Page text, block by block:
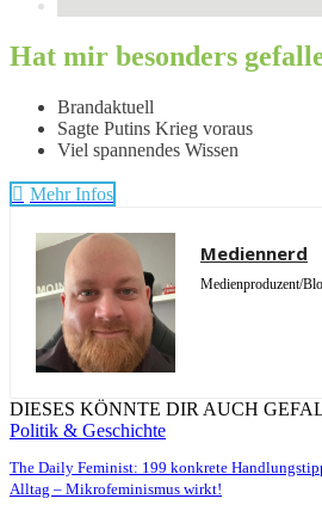
Hat mir besonders
Brandaktuell
Sagte Putins Krieg voraus
Viel spannendes Wissen
Mehr Infos
Mediennerd
Medienproduzent/
DIESES KÖNNTE DIR AUCH
Politik & Geschichte
The Daily Feminist: 199 konkrete
Alltag – Mikrofeminismus wirkt!